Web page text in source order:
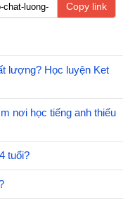
Copy link
lượng? Học luyện Ket
nơi học tiếng anh thiếu
tuổi?